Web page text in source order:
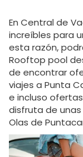
En Central de
increíbles para
esta razón,
Rooftop pool
de encontrar
viajes a Punta
e incluso
disfruta de
Olas de